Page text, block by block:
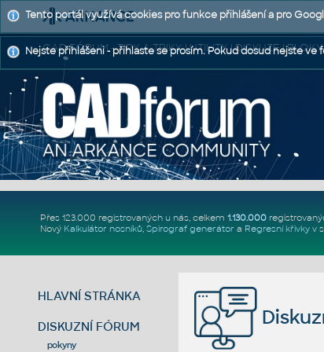
CAD FÓRUM - TIPY A TRIKY | UTILITY | DISKUZE |
Přes 123.000 registrovaných u nás, celkem 1.130.000
Nový Kalkulátor nosníků, Spirograf generátor a Regresní křivkyv
HLAVNÍ STRÁNKA
DISKUZNÍ FÓRUM
pokyny
Tento portál využívá cookies pro funkce přihlášení a pro
Nejste přihlášeni - přihlaste se prosím. Pokud dosud nejste ve